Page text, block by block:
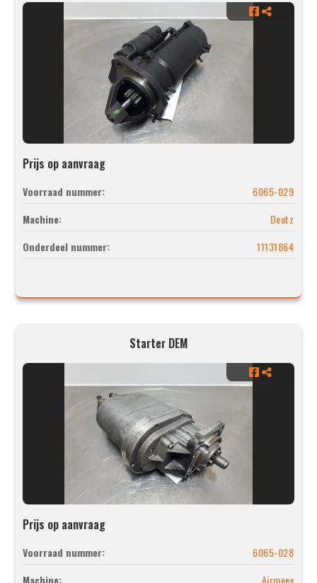
Prijs op aanvraag
Voorraad nummer:
6065-029
Machine:
Deutz
Onderdeel nummer:
11131864
Starter DEM
Prijs op aanvraag
Voorraad nummer:
6065-028
Machine:
Airmeex